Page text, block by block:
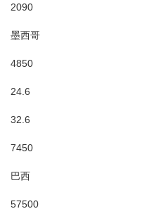
2090
墨西哥
4850
24.6
32.6
7450
巴西
57500